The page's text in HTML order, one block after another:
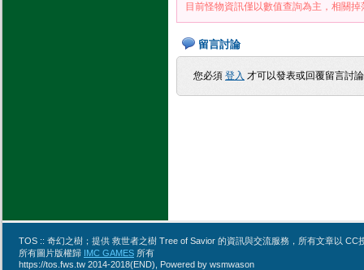
目前怪物資訊僅以數值查詢為主，相關
留言討論
您必須 登入 才可以發表或回覆留言討論
TOS :: 奇幻之樹；提供 救世者之樹 Tree of Savior 的資訊與交流服務，所有文章以
所有圖片版權歸 IMC GAMES 所有
https://tos.fws.tw 2014-2018(END), Powered by wsmwason